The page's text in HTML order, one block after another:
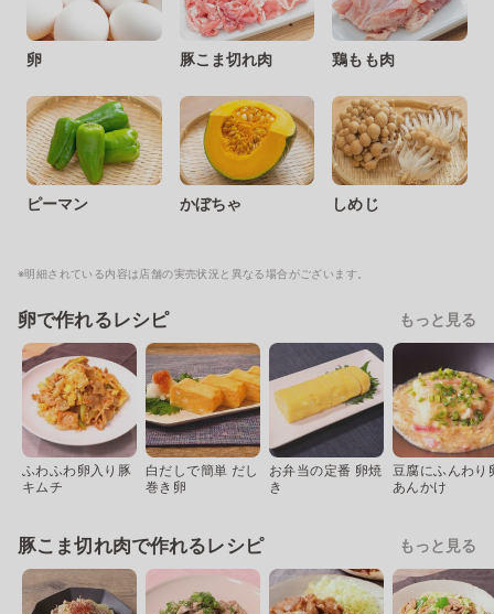
卵 豚こま切れ肉 鶏もも肉
ピーマン かぼちゃ しめじ
※明細されている内容は店舗の実売状況と異なる場合がございます。
卵で作れるレシピ もっと見る
ふわふわ卵入り豚
キムチ
白だしで簡単 だし
巻き卵
お弁当の定番 卵焼
き
豆腐にふんわり
あんかけ
豚こま切れ肉で作れるレシピ もっと見る